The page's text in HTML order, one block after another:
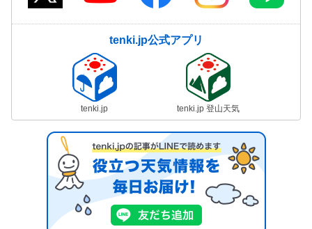
tenki.jp公式アプリ
tenki.jp tenki.jp 登山天気